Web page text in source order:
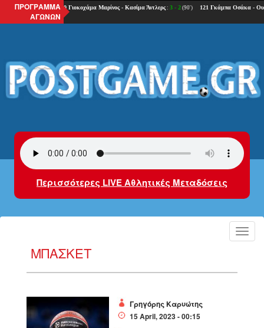
ΠΡΟΓΡΑΜΜΑ
ΑΓΩΝΩΝ
Περισσότερες LIVE Αθλητικές Μεταδόσεις
ΜΠΑΣΚΕΤ
Γρηγόρης Καρυώτης
15 April, 2023 - 00:15